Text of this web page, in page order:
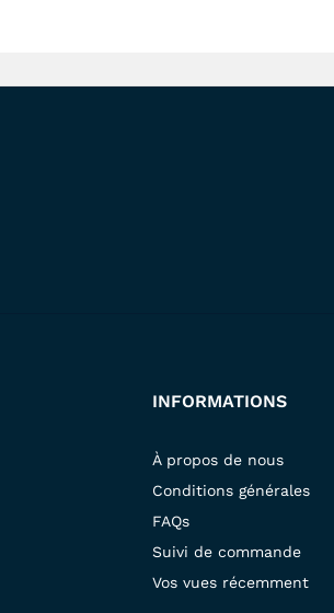
INFORMATIONS
À propos de nous
Conditions générales
FAQs
Suivi de commande
Vos vues récemment